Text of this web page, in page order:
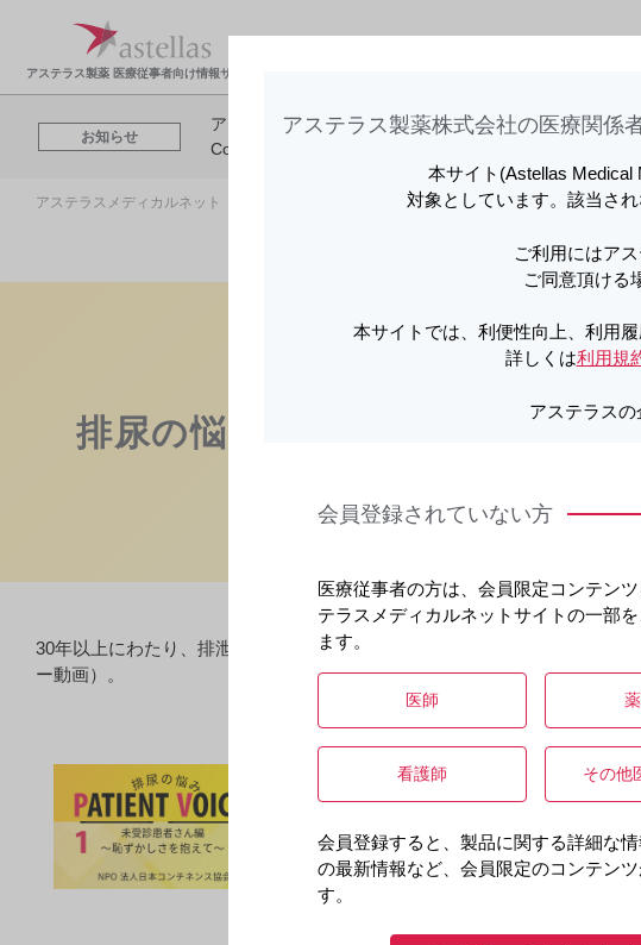
アステラス製薬 医療従事者向け情報サイト
お知らせ
アステラスメディカルネットでは、利便性向上、利用履
Cookieを利用してアクセスデータを取得しています。詳し
アステラスメディカルネット トップ ベタニス 排尿の悩み PATIENT
排尿の悩み PATIENT VOICEシ
30年以上にわたり、排泄に悩む人々の支援活動を行ってきたNPO法人日
ー動画）。
領域情報 過活動膀胱 疾患情報
PATIENT VOICE ➀恥ずかし
尿の悩みは尋常ではない恥ずかし
アステラス製薬株式会社の医療関係
本サイト(Astellas
対象としています。該当さ
ご利用にはア
ご同意頂ける
本サイトでは、利便性向上、利用
詳しくは利用規
アステラス
会員登録されていない方
医療従事者の方は、会員限定コンテン
テラスメディカルネットサイトの一部
ます。
医師
看護師 その他
会員登録すると、製品に関する詳細な
の最新情報など、会員限定のコンテン
す。